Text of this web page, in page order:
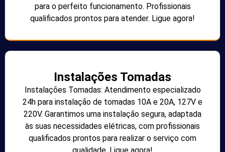
para o perfeito funcionamento. Profissionais
qualificados prontos para atender. Ligue agora!
Instalações Tomadas
Instalações Tomadas: Atendimento especializado
24h para instalação de tomadas 10A e 20A, 127V e
220V. Garantimos uma instalação segura, adaptada
às suas necessidades elétricas, com profissionais
qualificados prontos para realizar o serviço com